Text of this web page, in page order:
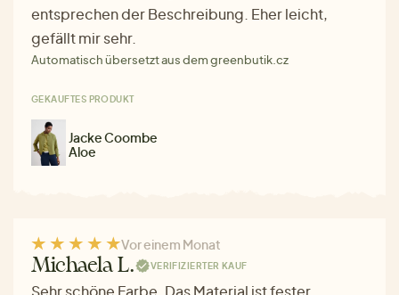
entsprechen der Beschreibung. Eher leicht,
gefällt mir sehr.
Automatisch übersetzt aus dem greenbutik.cz
GEKAUFTES PRODUKT
Jacke Coombe
Aloe
Vor einem Monat
Michaela L. VERIFIZIERTER KAUF
Sehr schöne Farbe. Das Material ist fester,